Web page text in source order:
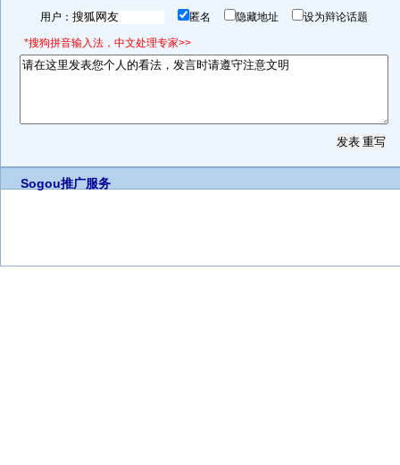
用户： 匿名 隐藏地址 设为辩论话题
*搜狗拼音输入法，中文处理专家>>
Sogou推广服务